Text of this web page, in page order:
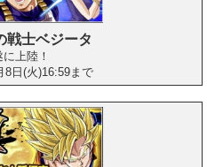
士ベジータ
上陸！
8日(火)16:59まで